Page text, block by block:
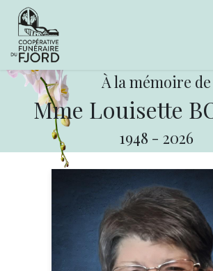
À la mémoire de
Mme Louisette
1948 - 2026